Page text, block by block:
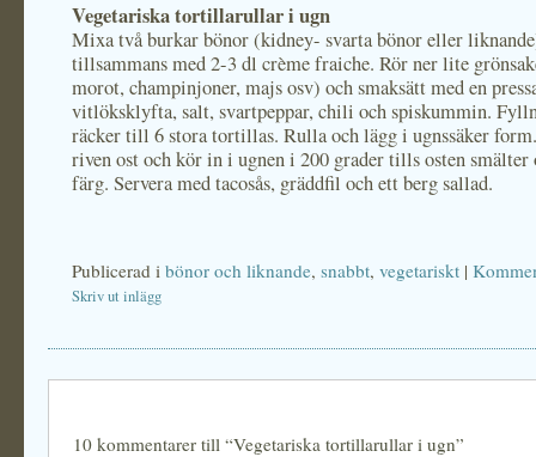
Vegetariska tortillarullar i ugn
Mixa två burkar bönor (kidney- svarta bönor eller
tillsammans med 2-3 dl crème fraiche. Rör ner lite
morot, champinjoner, majs osv) och smaksätt med en
vitlöksklyfta, salt, svartpeppar, chili och spiskummin.
räcker till 6 stora tortillas. Rulla och lägg i ugnssäker
riven ost och kör in i ugnen i 200 grader tills osten
färg. Servera med tacosås, gräddfil och ett berg sallad.
Publicerad i bönor och liknande, snabbt, vegetariskt |
Skriv ut inlägg
10 kommentarer till “Vegetariska tortillarullar i ugn”